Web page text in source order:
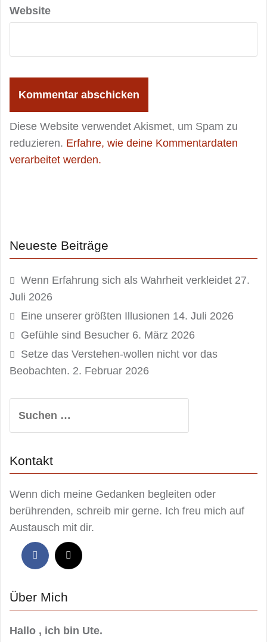
Website
Diese Website verwendet Akismet, um Spam zu
reduzieren. Erfahre, wie deine Kommentardaten
verarbeitet werden.
Neueste Beiträge
Wenn Erfahrung sich als Wahrheit verkleidet 27.
Juli 2026
Eine unserer größten Illusionen 14. Juli 2026
Gefühle sind Besucher 6. März 2026
Setze das Verstehen-wollen nicht vor das
Beobachten. 2. Februar 2026
nach:
Kontakt
Wenn dich meine Gedanken begleiten oder
berührenden, schreib mir gerne. Ich freu mich auf
Austausch mit dir.
Über Mich
Hallo , ich bin Ute.